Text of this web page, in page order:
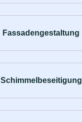
Fassadengestaltung
Schimmelbeseitigung